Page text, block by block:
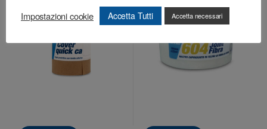
Impostazioni cookie
Accetta Tutti Accetta necessari